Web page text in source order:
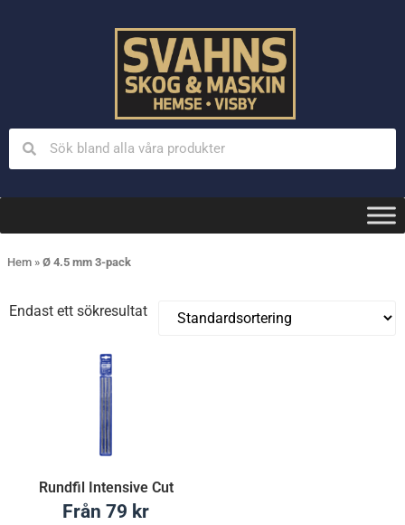
Hem » Ø 4.5 mm 3-pack
Endast ett sökresultat
Rundfil Intensive Cut
Från 79 kr